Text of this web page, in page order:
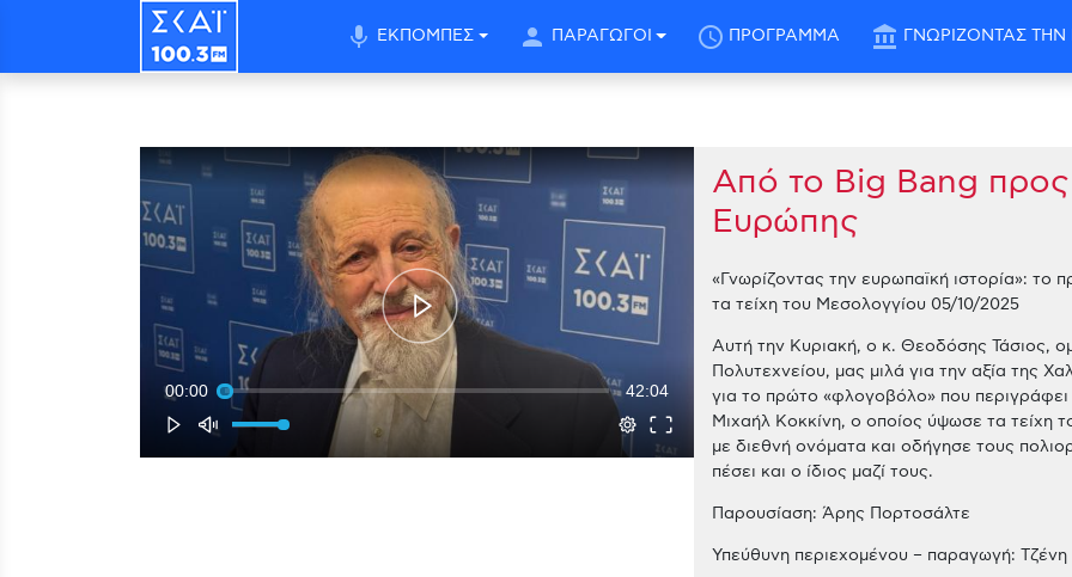
mic ΕΚΠΟΜΠΕΣ person ΠΑΡΑΓΩΓΟΙ schedule ΠΡΟΓΡΑΜΜΑ account_balance ΓΝΩΡΙΖΟΝΤΑΣ ΤΗΝ
00:00 42:04
Aπό το Big Bang προς
Ευρώπης
«Γνωρίζοντας την ευρωπαϊκή ιστορία»:
τα τείχη του Μεσολογγίου 05/10/2025
Αυτή την Κυριακή, ο κ. Θεοδόσης Τάσιος,
Πολυτεχνείου, μας μιλά για την αξία της
για το πρώτο «φλογοβόλο» που
Μιχαήλ Κοκκίνη, ο οποίος ύψωσε τα τείχη
με διεθνή ονόματα και οδήγησε τους
πέσει και ο ίδιος μαζί τους.
Παρουσίαση: Άρης Πορτοσάλτε
Υπεύθυνη περιεχομένου – παραγωγή: